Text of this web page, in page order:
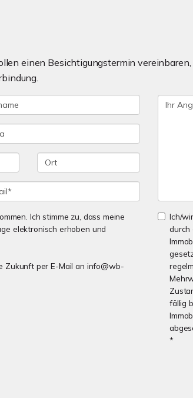
einen Besichtigungstermin
Ich stimme zu, dass meine
elektronisch erhoben und
Zukunft per E-Mail an info@wb-
Ich/
durch
fällig
*